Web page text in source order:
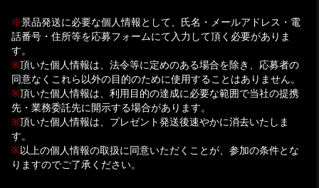
※景品発送に必要な個人情報として、氏名・メールアドレス・電
話番号・住所等を応募フォームにて入力して頂く必要がありま
す。
※頂いた個人情報は、法令等に定めのある場合を除き、応募者の
同意なくこれら以外の目的のために使用することはありません。
※頂いた個人情報は、利用目的の達成に必要な範囲で当社の提携
先・業務委託先に開示する場合があります。
※頂いた個人情報は、プレゼント発送後速やかに消去いたしま
す。
※以上の個人情報の取扱に同意いただくことが、参加の条件とな
りますのでご了承ください。